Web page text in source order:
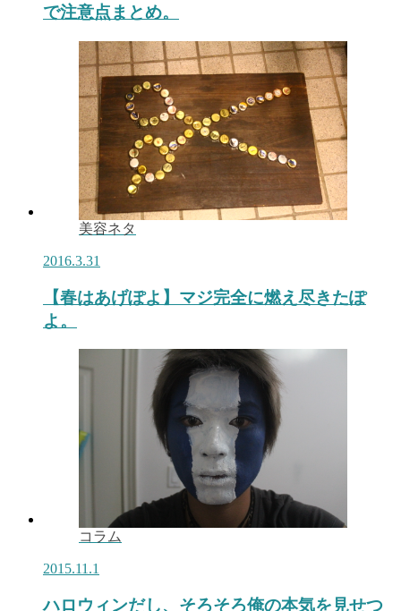
で注意点まとめ。
美容ネタ
2016.3.31
【春はあげぽよ】マジ完全に燃え尽きたぽ
よ。
コラム
2015.11.1
ハロウィンだし、そろそろ俺の本気を見せつ